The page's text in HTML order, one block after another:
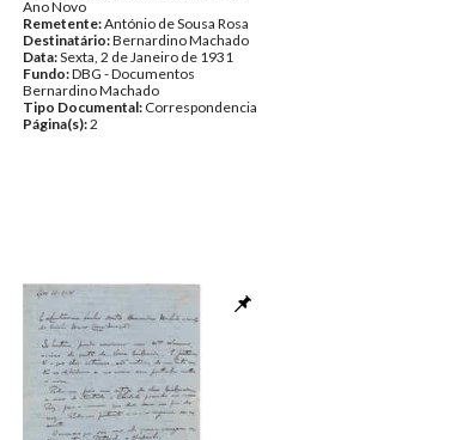
Ano Novo
Remetente:António de Sousa Rosa
Destinatário:Bernardino Machado
Data:Sexta, 2 de Janeiro de 1931
Fundo:DBG - Documentos
Bernardino Machado
Tipo Documental: Correspondencia
Página(s):2